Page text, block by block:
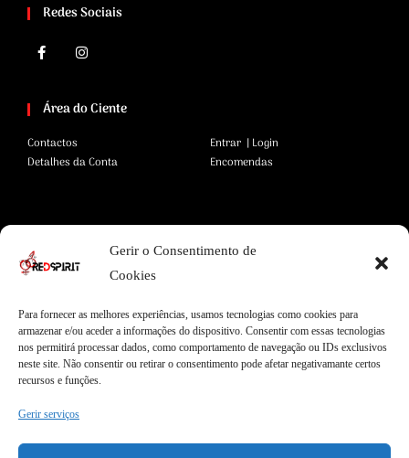
Gerir o Consentimento de
Cookies
Para fornecer as melhores experiências, usamos tecnologias como cookies para
armazenar e/ou aceder a informações do dispositivo. Consentir com essas tecnologias
nos permitirá processar dados, como comportamento de navegação ou IDs exclusivos
neste site. Não consentir ou retirar o consentimento pode afetar negativamante certos
recursos e funções.
Gerir serviços
Redes Sociais
Área do Ciente
Contactos
Detalhes da Conta
Entrar | Login
Encomendas
Termos e Condições
Cookies
Livro de Reclamações
Garantias
Entregas Express
Garantia de 2 anos
100% Satisfação